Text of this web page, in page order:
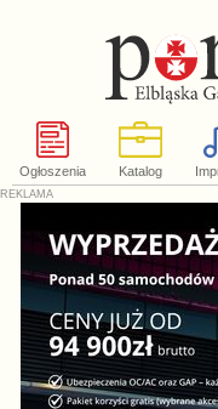
Ogłoszenia Katalog